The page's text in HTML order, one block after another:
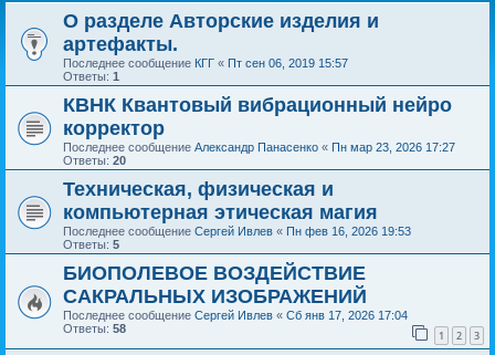
О разделе Авторские изделия и
артефакты.
Последнее сообщение КГГ « Пт сен 06, 2019 15:57
Ответы: 1
КВНК Квантовый вибрационный нейро
корректор
Последнее сообщение Александр Панасенко « Пн мар 23, 2026 17:27
Ответы: 20
Техническая, физическая и
компьютерная этическая магия
Последнее сообщение Сергей Ивлев « Пн фев 16, 2026 19:53
Ответы: 5
БИОПОЛЕВОЕ ВОЗДЕЙСТВИЕ
САКРАЛЬНЫХ ИЗОБРАЖЕНИЙ
Последнее сообщение Сергей Ивлев « Сб янв 17, 2026 17:04
Ответы: 58 1 2 3